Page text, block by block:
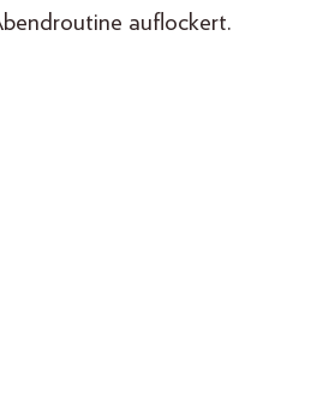
auflockert.